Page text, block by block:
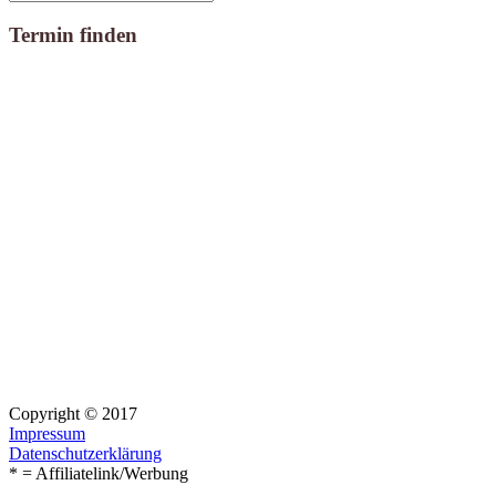
nach:
Termin finden
Copyright © 2017
Impressum
Datenschutzerklärung
* = Affiliatelink/Werbung